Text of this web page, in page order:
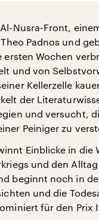
Nusra-Front,
Padnos und
ersten Wochen
und von
Kellerzelle
der
und versucht,
Peiniger zu
Einblicke in die
und den
beginnt noch in
und die
für den Prix